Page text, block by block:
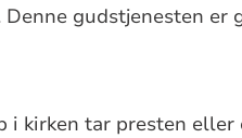
gudstjenesten
i kirken tar presten